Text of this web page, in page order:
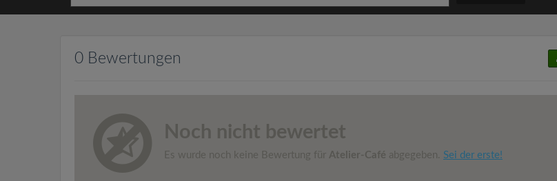
0 Bewertungen
Noch nicht bewertet
Es wurde noch keine Bewertung für Atelier-Café abgegeben. Sei der erste!